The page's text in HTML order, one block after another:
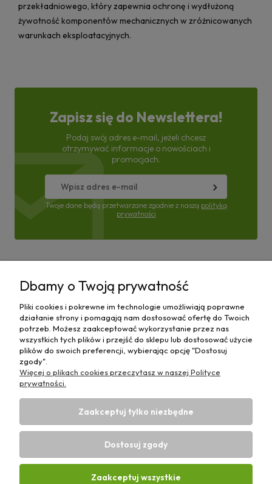
przekładniowego, który zapewnia ochronę i wydłużoną
żywotność komponentów mechanicznych w zróżnicowanych
warunkach eksploatacyjnych.
Zapisz się do Newslettera!
Podaj swój adres e-mail, jeżeli chcesz
otrzymywać informacje o nowościach i
promocjach.
Twoje dane będą przetwarzane zgodnie z naszą polityką
prywatności
Moje konto
Płatności i dostawa
Informacje
O nas
Sklep rolniczy z częściami do maszyn E-ciągnik |
Dbamy o Twoją prywatność
Pliki cookies i pokrewne im technologie umożliwiają poprawne
działanie strony i pomagają nam dostosować ofertę do Twoich
potrzeb. Możesz zaakceptować wykorzystanie przez nas
wszystkich tych plików i przejść do sklepu lub dostosować użycie
plików do swoich preferencji, wybierając opcję "Dostosuj
zgody".
Więcej o plikach cookies przeczytasz w naszej Polityce
prywatności.
Zaakceptuj tylko niezbędne
Dostosuj zgody
Zaakceptuj wszystkie